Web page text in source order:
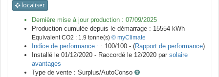
localiser
Dernière mise à jour production : 07/09/2025
Production cumulée depuis le démarrage : 15554 kWh -
Equivalent CO2 : 1.9 tonne(s) © myClimate
Indice de performance : : 100/100 - (Rapport de performance)
Installé le 01/12/2020 - Raccordé le 12/2020 par solaire
avantages
Type de vente : Surplus/AutoConso